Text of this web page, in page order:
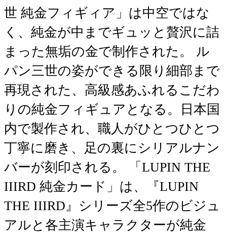
世 純金フィギィア」は中空ではな
く、純金が中までギュッと贅沢に詰
まった無垢の金で制作された。 ル
パン三世の姿ができる限り細部まで
再現された、高級感あふれるこだわ
りの純金フィギュアとなる。日本国
内で製作され、職人がひとつひとつ
丁寧に磨き、足の裏にシリアルナン
バーが刻印される。 「LUPIN THE
IIIRD 純金カード」は、『LUPIN
THE IIIRD』シリーズ全5作のビジュ
アルと各主演キャラクターが純金